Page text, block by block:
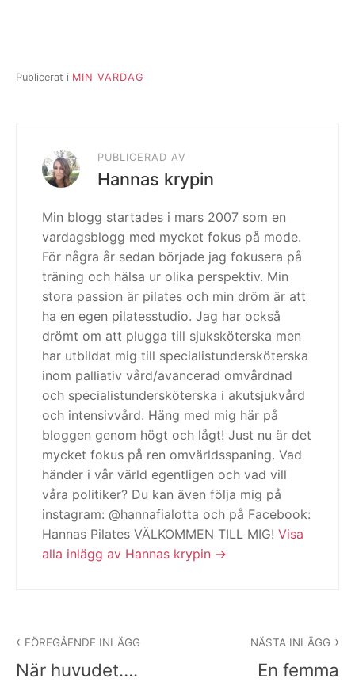
Publicerat i MIN VARDAG
PUBLICERAD AV
Hannas krypin
Min blogg startades i mars 2007 som en
vardagsblogg med mycket fokus på mode.
För några år sedan började jag fokusera på
träning och hälsa ur olika perspektiv. Min
stora passion är pilates och min dröm är att
ha en egen pilatesstudio. Jag har också
drömt om att plugga till sjuksköterska men
har utbildat mig till specialistundersköterska
inom palliativ vård/avancerad omvårdnad
och specialistundersköterska i akutsjukvård
och intensivvård. Häng med mig här på
bloggen genom högt och lågt! Just nu är det
mycket fokus på ren omvärldsspaning. Vad
händer i vår värld egentligen och vad vill
våra politiker? Du kan även följa mig på
instagram: @hannafialotta och på Facebook:
Hannas Pilates VÄLKOMMEN TILL MIG! Visa
alla inlägg av Hannas krypin
FÖREGÅENDE INLÄGG
När huvudet….
NÄSTA INLÄGG
En femma